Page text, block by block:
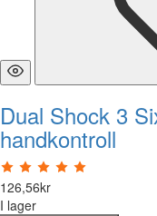
Dual Shock 3
handkontroll
126,56kr
I lager